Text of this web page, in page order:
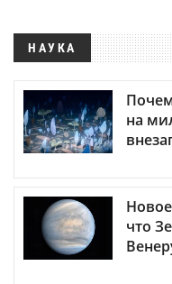
НАУКА
на
что